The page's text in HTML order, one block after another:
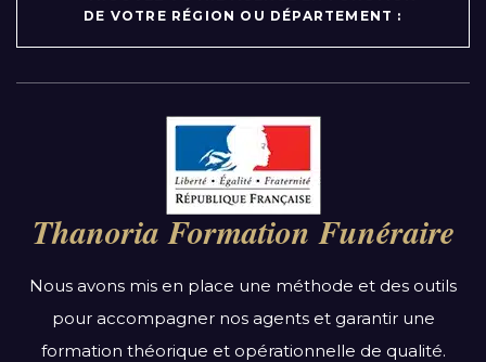
DE VOTRE RÉGION OU DÉPARTEMENT :
Auvergne-Rhône-Alpes
Bourgogne-Franche-Comté
Bretagne
Centre-Val de Loire
Grand Est
Hauts-de-France
Thanoria Formation Funéraire
Nous avons mis en place une méthode et des outils
pour accompagner nos agents et garantir une
formation théorique et opérationnelle de qualité.